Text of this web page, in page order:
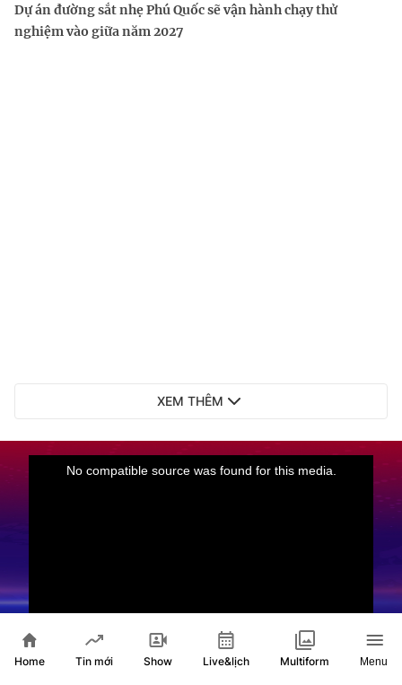
Dự án đường sắt nhẹ Phú Quốc sẽ vận hành chạy thử
nghiệm vào giữa năm 2027
XEM THÊM
Live
Tạp chí khoa học sáng tạo: Nghị quyết 57 - Kích
hoạt sức mạnh kết nối
Home Tin mới Show Live&lịch Multiform Menu